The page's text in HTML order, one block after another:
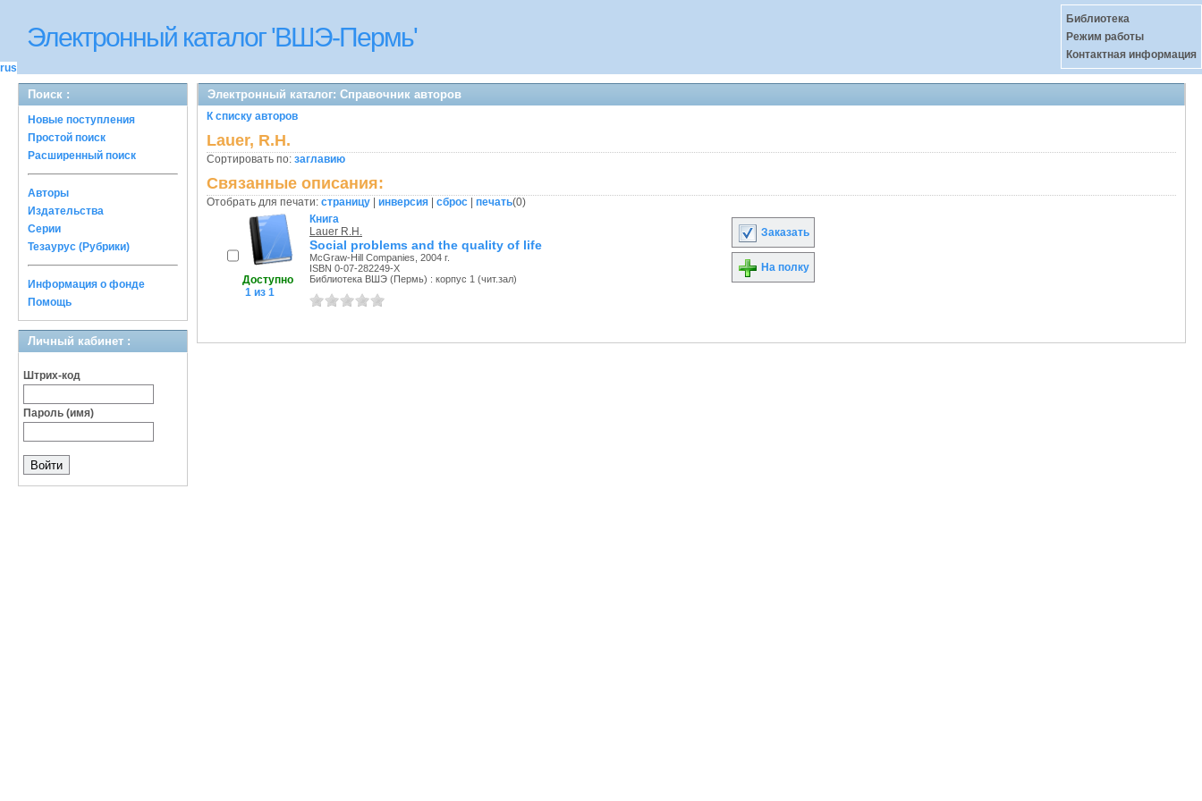
Электронный каталог 'ВШЭ-Пермь'
rus
Библиотека
Режим работы
Контактная информация
Поиск :
Новые поступления
Простой поиск
Расширенный поиск
Авторы
Издательства
Серии
Тезаурус (Рубрики)
Информация о фонде
Помощь
Личный кабинет :
Штрих-код
Пароль (имя)
Электронный каталог: Справочник авторов
К списку авторов
Lauer, R.H.
Сортировать по: заглавию
Связанные описания:
Отобрать для печати: страницу инверсия сброс печать(0)
Доступно
1 из 1
Книга
Lauer R.H.
Social problems and the quality of life
McGraw-Hill Companies, 2004 г.
ISBN 0-07-282249-X
Библиотека ВШЭ (Пермь) : корпус 1 (чит.зал)
Заказать
На полку